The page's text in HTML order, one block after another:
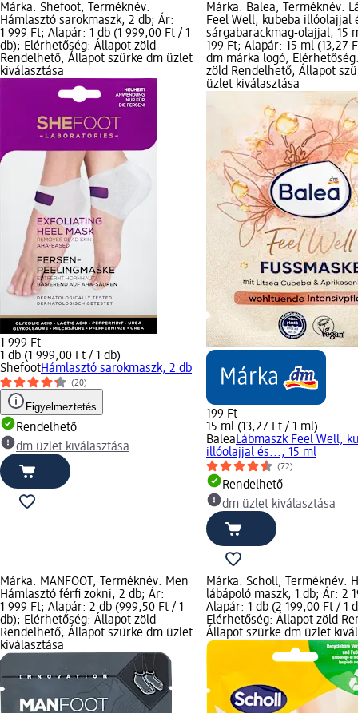
Márka: Shefoot; Terméknév:
Hámlasztó sarokmaszk, 2 db; Ár:
1 999 Ft; Alapár: 1 db (1 999,00 Ft / 1
db); Elérhetőség: Állapot zöld
Rendelhető, Állapot szürke dm üzlet
kiválasztása
1 999 Ft
1 db (1 999,00 Ft / 1 db)
ShefootHámlasztó sarokmaszk, 2 db
(20)
Figyelmeztetés
Rendelhető
dm üzlet kiválasztása
Márka: Balea; Terméknév:
Feel Well, kubeba illóolajjal
sárgabarackmag-olajjal, 15
199 Ft; Alapár: 15 ml (13,27
dm márka logó;
zöld Rendelhető, Állapot
üzlet kiválasztása
199 Ft
15 ml (13,27 Ft / 1 ml)
BaleaLábmaszk Feel Well,
illóolajjal és..., 15 ml
(72)
Rendelhető
dm üzlet kiválasztása
Márka: MANFOOT; Terméknév: Men
Hámlasztó férfi zokni, 2 db; Ár:
1 999 Ft; Alapár: 2 db (999,50 Ft / 1
db); Elérhetőség: Állapot zöld
Rendelhető, Állapot szürke dm üzlet
kiválasztása
Márka: Scholl; Terméknév:
lábápoló maszk, 1 db; Ár: 2
Alapár: 1 db (2 199,00 Ft / 1
Elérhetőség: Állapot zöld
Állapot szürke dm üzlet